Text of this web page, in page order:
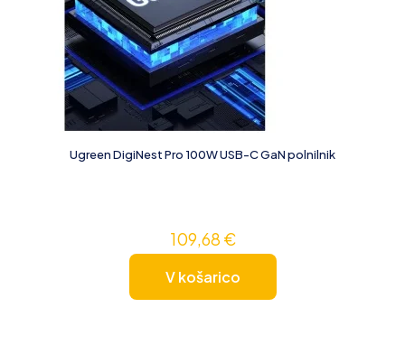
Ugreen DigiNest Pro 100W USB-C GaN polnilnik
109,68 €
V košarico